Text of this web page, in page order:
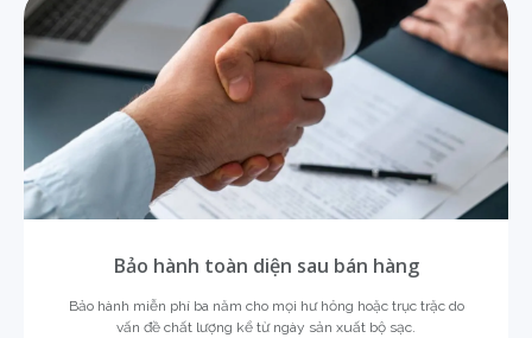
Bảo hành toàn diện sau bán hàng
Bảo hành miễn phí ba năm cho mọi hư hỏng hoặc trục trặc do
vấn đề chất lượng kể từ ngày sản xuất bộ sạc.